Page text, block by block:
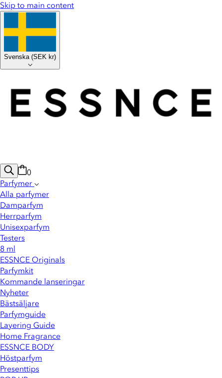
Skip to main content
Svenska (SEK kr)
0
Parfymer
Alla parfymer
Damparfym
Herrparfym
Unisexparfym
Testers
8 ml
ESSNCE Originals
Parfymkit
Kommande lanseringar
Nyheter
Bästsäljare
Parfymguide
Layering Guide
Home Fragrance
ESSNCE BODY
Höstparfym
Presenttips